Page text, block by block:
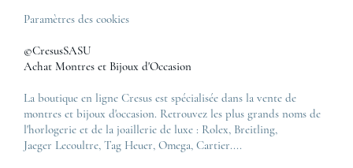
Paramètres des cookies
©CresusSASU
Achat Montres et Bijoux d'Occasion
La boutique en ligne Cresus est spécialisée dans la vente de
montres et bijoux d'occasion. Retrouvez les plus grands noms de
l'horlogerie et de la joaillerie de luxe : Rolex, Breitling,
Jaeger Lecoultre, Tag Heuer, Omega, Cartier....